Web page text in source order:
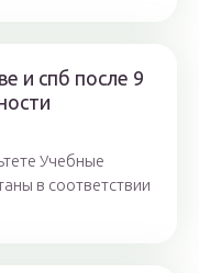
и спб после 9
Учебные
в соответствии